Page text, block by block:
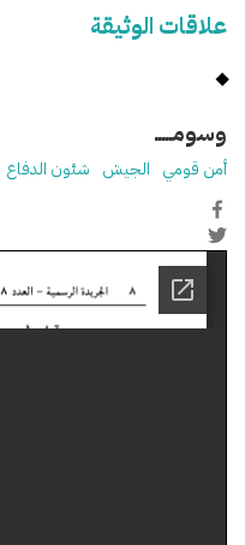
علاقات الوثيقة
وسومـــــ
أمن قومي الجيش شئون الدفاع